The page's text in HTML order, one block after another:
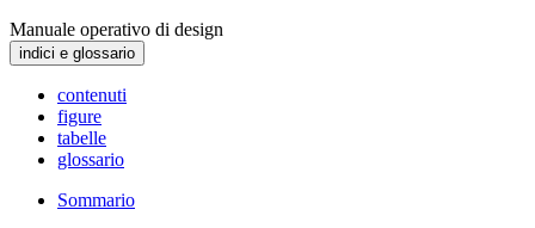
Manuale operativo di design
indici e glossario
contenuti
figure
tabelle
glossario
Sommario